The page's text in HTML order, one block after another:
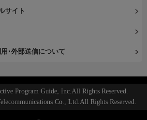
サイト
･外部送信について
Program Guide, Inc.All Rights Reserved.
Co., Ltd.All Rights Reserved.